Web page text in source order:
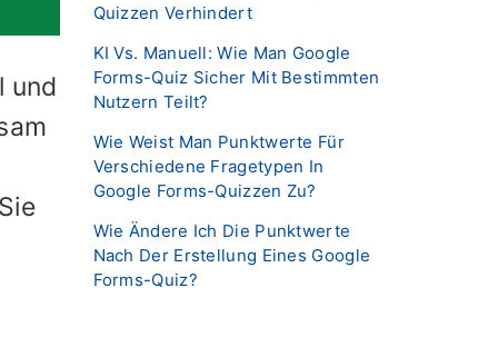
und
Quizzen Verhindert
KI Vs. Manuell: Wie Man Google
Forms-Quiz Sicher Mit Bestimmten
Nutzern Teilt?
Wie Weist Man Punktwerte Für
Verschiedene Fragetypen In
Google Forms-Quizzen Zu?
Wie Ändere Ich Die Punktwerte
Nach Der Erstellung Eines Google
Forms-Quiz?